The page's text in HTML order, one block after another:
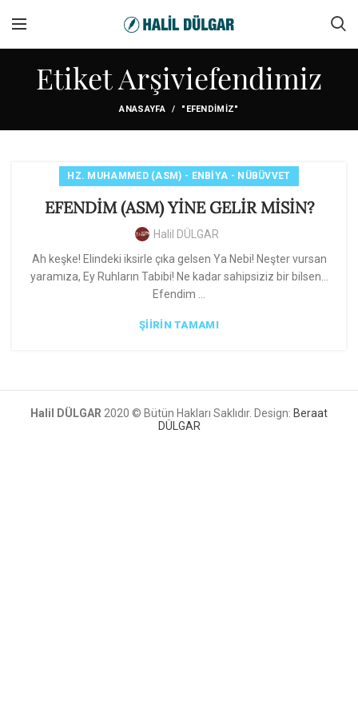
Etiket Arşiviefendimiz
ANASAYFA "EFENDIMIZ"
HZ. MUHAMMED (ASM) - ENBIYA - NÜBÜVVET
EFENDİM (ASM) YİNE GELİR MİSİN?
Halil DÜLGAR
Ah keşke! Elindeki iksirle çıka gelsen Ya Nebi! Neşter vursan
yaramıza, Ey Ruhların Tabibi! Ne kadar sahipsiziz bir bilsen…
Efendim ...
ŞIIRIN TAMAMI
Halil DÜLGAR 2020 © Bütün Hakları Saklıdır. Design: Beraat
DÜLGAR